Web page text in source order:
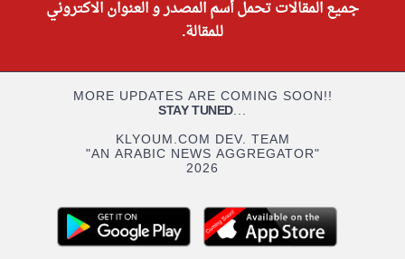
جميع المقالات تحمل أسم المصدر و العنوان الاكتروني
للمقالة.
MORE UPDATES ARE COMING SOON!!
STAY TUNED...
KLYOUM.COM DEV. TEAM
"AN ARABIC NEWS AGGREGATOR"
2026